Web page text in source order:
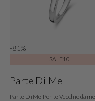
-81%
SALE10
Parte Di Me
Parte Di Me Ponte Vecchio